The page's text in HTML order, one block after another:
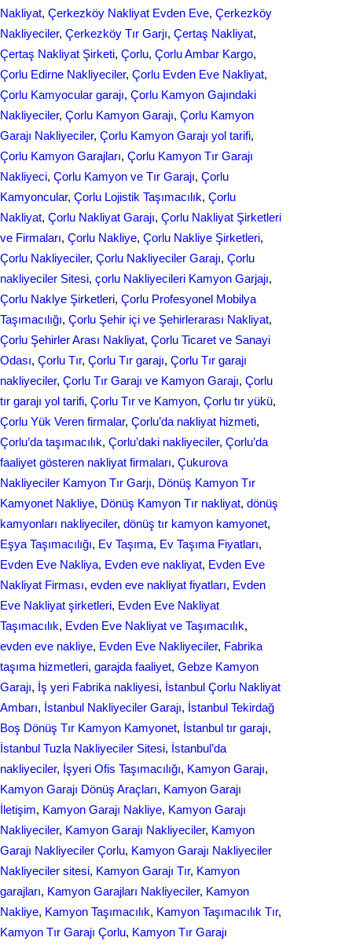
Nakliyat, Çerkezköy Nakliyat Evden Eve, Çerkezköy
Nakliyeciler, Çerkezköy Tır Garjı, Çertaş Nakliyat
Çertaş Nakliyat Şirketi, Çorlu, Çorlu Ambar Kargo
Çorlu Edirne Nakliyeciler, Çorlu Evden Eve Nakliyat
Çorlu Kamyocular garajı, Çorlu Kamyon Gajındaki
Nakliyeciler, Çorlu Kamyon Garajı, Çorlu Kamyon
Garajı Nakliyeciler, Çorlu Kamyon Garajı yol tarifi
Çorlu Kamyon Garajları, Çorlu Kamyon Tır Garajı
Nakliyeci, Çorlu Kamyon ve Tır Garajı, Çorlu
Kamyoncular, Çorlu Lojistik Taşımacılık, Çorlu
Nakliyat, Çorlu Nakliyat Garajı, Çorlu Nakliyat Şirketleri
ve Firmaları, Çorlu Nakliye, Çorlu Nakliye Şirketleri
Çorlu Nakliyeciler, Çorlu Nakliyeciler Garajı, Çorlu
nakliyeciler Sitesi, çorlu Nakliyecileri Kamyon Garjajı
Çorlu Naklye Şirketleri, Çorlu Profesyonel Mobilya
Taşımacılığı, Çorlu Şehir içi ve Şehirlerarası Nakliyat
Çorlu Şehirler Arası Nakliyat, Çorlu Ticaret ve Sanayi
Odası, Çorlu Tır, Çorlu Tır garajı, Çorlu Tır garajı
nakliyeciler, Çorlu Tır Garajı ve Kamyon Garajı, Çorlu
tır garajı yol tarifi, Çorlu Tır ve Kamyon, Çorlu tır yükü
Çorlu Yük Veren firmalar, Çorlu’da nakliyat hizmeti
Çorlu’da taşımacılık, Çorlu’daki nakliyeciler, Çorlu’da
faaliyet gösteren nakliyat firmaları, Çukurova
Nakliyeciler Kamyon Tır Garjı, Dönüş Kamyon Tır
Kamyonet Nakliye, Dönüş Kamyon Tır nakliyat, dönüş
kamyonları nakliyeciler, dönüş tır kamyon kamyonet
Eşya Taşımacılığı, Ev Taşıma, Ev Taşıma Fiyatları
Evden Eve Nakliya, Evden eve nakliyat, Evden Eve
Nakliyat Firması, evden eve nakliyat fіyatları, Evden
Eve Nakliyat şirketleri, Evden Eve Nakliyat
Taşımacılık, Evden Eve Nakliyat ve Taşımacılık
evden eve nakliye, Evden Eve Nakliyeciler, Fabrika
taşıma hizmetleri, garajda faaliyet, Gebze Kamyon
Garajı, İş yeri Fabrika nakliyesi, İstanbul Çorlu Nakliyat
Ambarı, İstanbul Nakliyeciler Garajı, İstanbul Tekirdağ
Boş Dönüş Tır Kamyon Kamyonet, İstanbul tır garajı
İstanbul Tuzla Nakliyeciler Sitesi, İstanbul’da
nakliyeciler, İşyeri Ofis Taşımacılığı, Kamyon Garajı
Kamyon Garajı Dönüş Araçları, Kamyon Garajı
İletişim, Kamyon Garajı Nakliye, Kamyon Garajı
Nakliyeciler, Kamyon Garajı Nakliyeciler, Kamyon
Garajı Nakliyeciler Çorlu, Kamyon Garajı Nakliyeciler
Nakliyeciler sitesi, Kamyon Garajı Tır, Kamyon
garajları, Kamyon Garajları Nakliyeciler, Kamyon
Nakliye, Kamyon Taşımacılık, Kamyon Taşımacılık Tır
Kamyon Tır Garajı Çorlu, Kamyon Tır Garajı